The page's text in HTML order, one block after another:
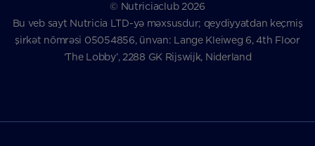
© Nutriciaclub 2026
Bu veb sayt Nutricia LTD-yə məxsusdur; qeydiyyatdan keçmiş
şirkət nömrəsi 05054856, ünvan: Lange Kleiweg 6, 4th Floor
‘The Lobby’, 2288 GK Rijswijk, Niderland